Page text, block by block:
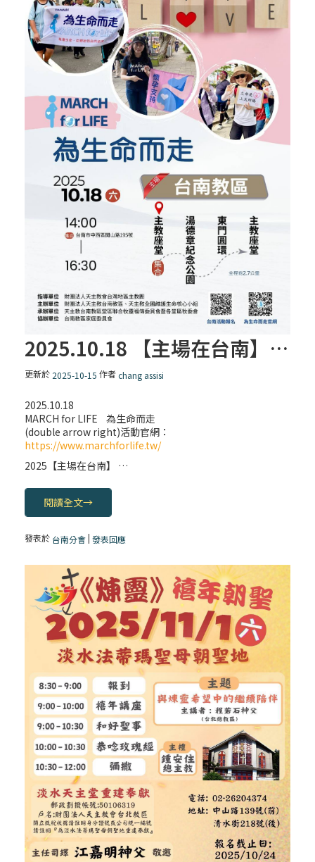
2025.10.18 【主場在台南】 MARCH for LIFE 為生命而走
更新於 2025-10-15 作者chang assisi
2025.10.18
MARCH for LIFE 為生命而走
(double arrow right)活動官網：
https://www.marchforlife.tw/
2025【主場在台南】 …
閱讀全文→
發表於 台南分會|發表回應